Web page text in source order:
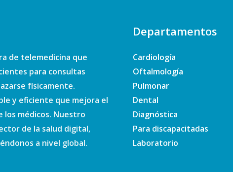
de telemedicina que
para consultas
físicamente.
y eficiente que mejora el
los médicos. Nuestro
de la salud digital,
a nivel global.
Departamentos
Cardiología
Oftalmología
Pulmonar
Dental
Diagnóstica
Para discapacitadas
Laboratorio